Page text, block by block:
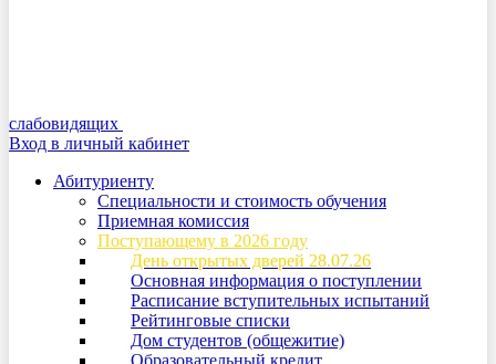
слабовидящих
Вход в личный кабинет
Абитуриенту
Специальности и стоимость обучения
Приемная комиссия
Поступающему в 2026 году
День открытых дверей 28.07.26
Основная информация о поступлении
Расписание вступительных испытаний
Рейтинговые списки
Дом студентов (общежитие)
Образовательный кредит